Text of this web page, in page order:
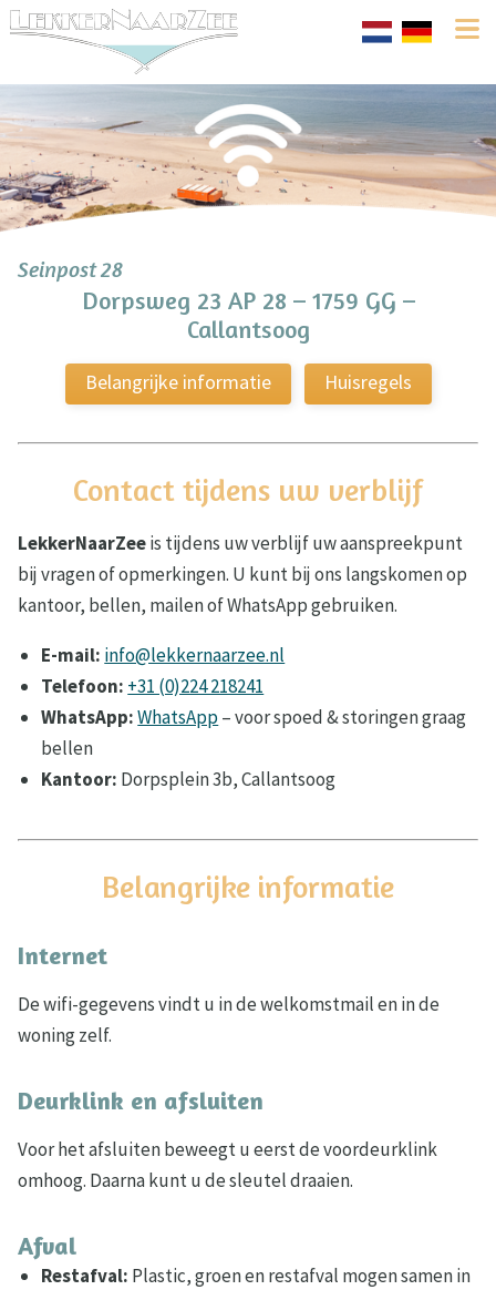
Seinpost 28
Dorpsweg 23 AP 28 – 1759 GG –
Callantsoog
Belangrijke informatie Huisregels
Contact tijdens uw verblijf
LekkerNaarZeeis tijdens uw verblijf uw aanspreekpunt
bij vragen of opmerkingen. U kunt bij ons langskomen op
kantoor, bellen, mailen of WhatsApp gebruiken.
E-mail: info@lekkernaarzee.nl
Telefoon: +31 (0)224 218241
WhatsApp:WhatsApp– voor spoed & storingen graag
bellen
Kantoor: Dorpsplein 3b, Callantsoog
Belangrijke informatie
Internet
De wifi-gegevens vindt u in de welkomstmail en in de
woning zelf.
Deurklink en afsluiten
Voor het afsluiten beweegt u eerst de voordeurklink
omhoog. Daarna kunt u de sleutel draaien.
Afval
Restafval: Plastic, groen en restafval mogen samen in